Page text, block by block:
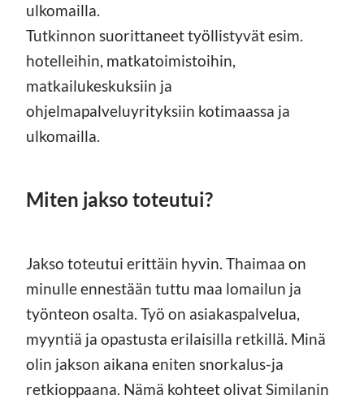
ulkomailla.
Tutkinnon suorittaneet työllistyvät esim.
hotelleihin, matkatoimistoihin,
matkailukeskuksiin ja
ohjelmapalveluyrityksiin kotimaassa ja
ulkomailla.
Miten jakso toteutui?
Jakso toteutui erittäin hyvin. Thaimaa on
minulle ennestään tuttu maa lomailun ja
työnteon osalta. Työ on asiakaspalvelua,
myyntiä ja opastusta erilaisilla retkillä. Minä
olin jakson aikana eniten snorkalus-ja
retkioppaana. Nämä kohteet olivat Similanin